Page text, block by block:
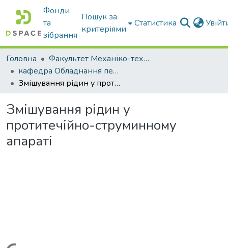
Фонди
та
зібрання
Пошук за
критеріями
Статистика
Головна
Факультет Механіко-технологічний
кафедра Обладнання переробних і харчових виробництв ім. професора Ф.Ю. Ялпачика
Змішування рідин у протитечійно-струминному апараті
Змішування рідин у
протитечійно-струминному
апараті